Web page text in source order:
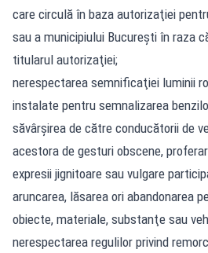
care circulă în baza autorizaţiei
sau a municipiului Bucureşti în raza
titularul autorizaţiei;
nerespectarea semnificaţiei luminii
instalate pentru semnalizarea
săvârşirea de către conducătorii de
acestora de gesturi obscene,
expresii jignitoare sau vulgare
aruncarea, lăsarea ori abandonarea
obiecte, materiale, substanţe sau
nerespectarea regulilor privind